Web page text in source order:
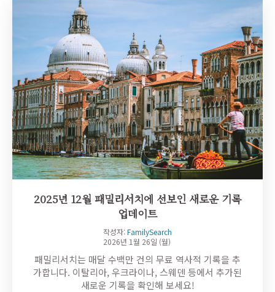
2025년 12월 패밀리서치에 선보인 새로운 기록
업데이트
작성자:FamilySearch
2026년 1월 26일 (월)
패밀리서치는 매달 수백만 건의 무료 역사적 기록을 추
가합니다. 이탈리아, 우크라이나, 스웨덴 등에서 추가된
새로운 기록을 확인해 보세요!